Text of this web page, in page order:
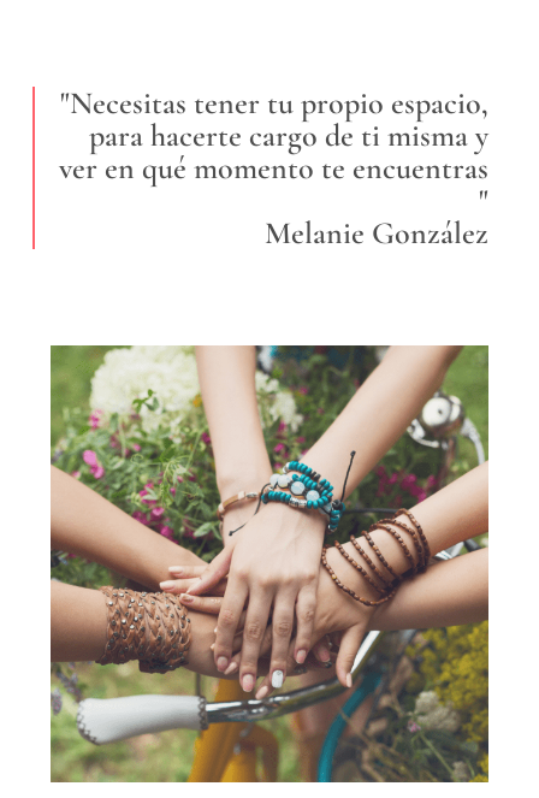
"Necesitas tener tu propio espacio,
para hacerte cargo de ti misma y
ver en qué momento te encuentras
"
Melanie González